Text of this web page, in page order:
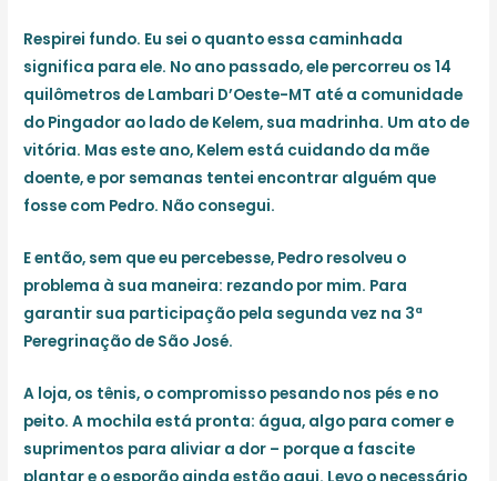
Respirei fundo. Eu sei o quanto essa caminhada
significa para ele. No ano passado, ele percorreu os 14
quilômetros de Lambari D’Oeste-MT até a comunidade
do Pingador ao lado de Kelem, sua madrinha. Um ato de
vitória. Mas este ano, Kelem está cuidando da mãe
doente, e por semanas tentei encontrar alguém que
fosse com Pedro. Não consegui.
E então, sem que eu percebesse, Pedro resolveu o
problema à sua maneira: rezando por mim. Para
garantir sua participação pela segunda vez na 3ª
Peregrinação de São José.
A loja, os tênis, o compromisso pesando nos pés e no
peito. A mochila está pronta: água, algo para comer e
suprimentos para aliviar a dor – porque a fascite